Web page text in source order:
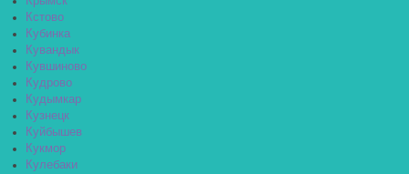
Кстово
Кубинка
Кувандык
Кувшиново
Кудрово
Кудымкар
Кузнецк
Куйбышев
Кукмор
Кулебаки